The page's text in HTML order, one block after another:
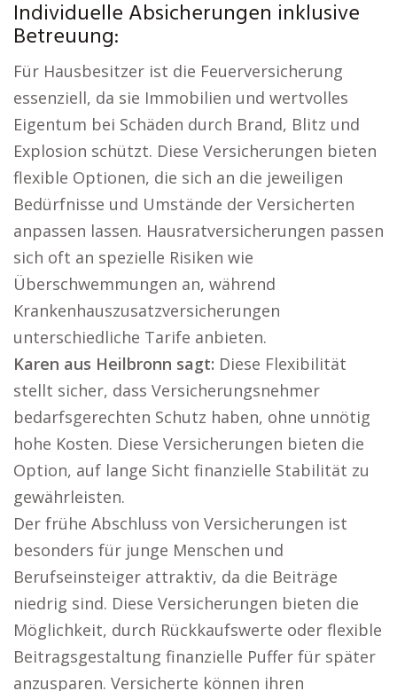
Individuelle Absicherungen inklusive
Betreuung:
Für Hausbesitzer ist die Feuerversicherung
essenziell, da sie Immobilien und wertvolles
Eigentum bei Schäden durch Brand, Blitz und
Explosion schützt. Diese Versicherungen bieten
flexible Optionen, die sich an die jeweiligen
Bedürfnisse und Umstände der Versicherten
anpassen lassen. Hausratversicherungen passen
sich oft an spezielle Risiken wie
Überschwemmungen an, während
Krankenhauszusatzversicherungen
unterschiedliche Tarife anbieten.
Karen aus Heilbronn sagt: Diese Flexibilität
stellt sicher, dass Versicherungsnehmer
bedarfsgerechten Schutz haben, ohne unnötig
hohe Kosten. Diese Versicherungen bieten die
Option, auf lange Sicht finanzielle Stabilität zu
gewährleisten.
Der frühe Abschluss von Versicherungen ist
besonders für junge Menschen und
Berufseinsteiger attraktiv, da die Beiträge
niedrig sind. Diese Versicherungen bieten die
Möglichkeit, durch Rückkaufswerte oder flexible
Beitragsgestaltung finanzielle Puffer für später
anzusparen. Versicherte können ihren